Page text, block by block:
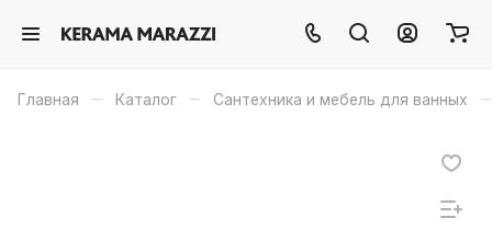
Главная – Каталог – Сантехника и мебель для ванных –